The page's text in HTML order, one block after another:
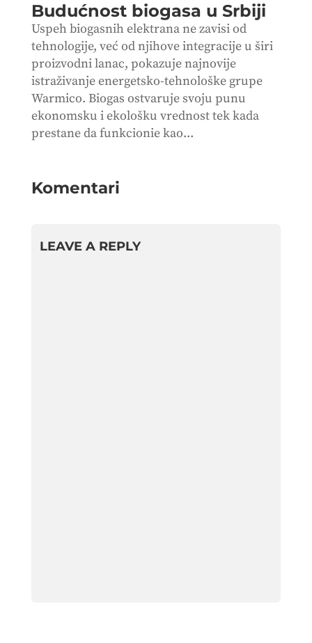
Budućnost biogasa u Srbiji
Uspeh biogasnih elektrana ne zavisi od
tehnologije, već od njihove integracije u širi
proizvodni lanac, pokazuje najnovije
istraživanje energetsko-tehnološke grupe
Warmico. Biogas ostvaruje svoju punu
ekonomsku i ekološku vrednost tek kada
prestane da funkcionie kao...
Komentari
LEAVE A REPLY